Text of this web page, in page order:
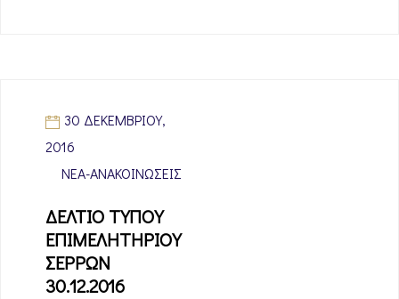
30 ΔΕΚΕΜΒΡΊΟΥ,
2016
ΝΈΑ-ΑΝΑΚΟΙΝΏΣΕΙΣ
ΔΕΛΤΙΟ ΤΥΠΟΥ
ΕΠΙΜΕΛΗΤΗΡΙΟΥ
ΣΕΡΡΩΝ
30.12.2016